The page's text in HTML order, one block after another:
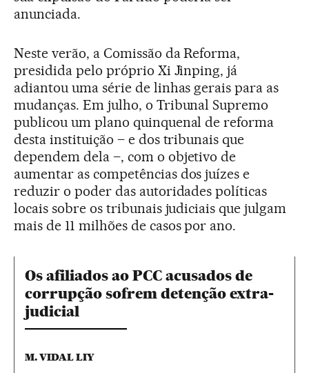
anunciada.
Neste verão, a Comissão da Reforma,
presidida pelo próprio Xi Jinping, já
adiantou uma série de linhas gerais para as
mudanças. Em julho, o Tribunal Supremo
publicou um plano quinquenal de reforma
desta instituição – e dos tribunais que
dependem dela –, com o objetivo de
aumentar as competências dos juízes e
reduzir o poder das autoridades políticas
locais sobre os tribunais judiciais que julgam
mais de 11 milhões de casos por ano.
Os afiliados ao PCC acusados de
corrupção sofrem detenção extra-
judicial
M. VIDAL LIY